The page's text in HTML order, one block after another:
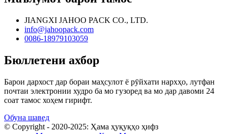
JIANGXI JAHOO PACK CO., LTD.
info@jahoopack.com
0086-18979103059
Бюллетени ахбор
Барои дархост дар бораи маҳсулот ё рӯйхати нархҳо, лутфан
почтаи электронии худро ба мо гузоред ва мо дар давоми 24
соат тамос хоҳем гирифт.
Обуна шавед
© Copyright - 2020-2025: Ҳама ҳуқуқҳо ҳифз